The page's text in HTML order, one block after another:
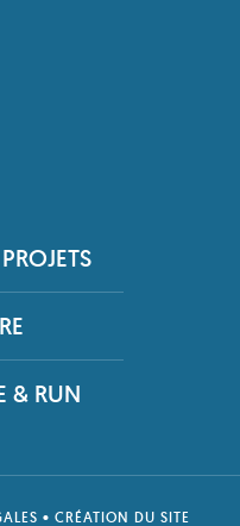
& RUN
• CRÉATION DU SITE